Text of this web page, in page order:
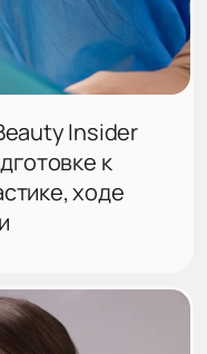
Insider
к
ходе